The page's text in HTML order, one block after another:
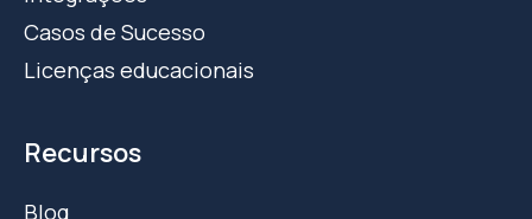
Casos de Sucesso
Licenças educacionais
Recursos
Blog